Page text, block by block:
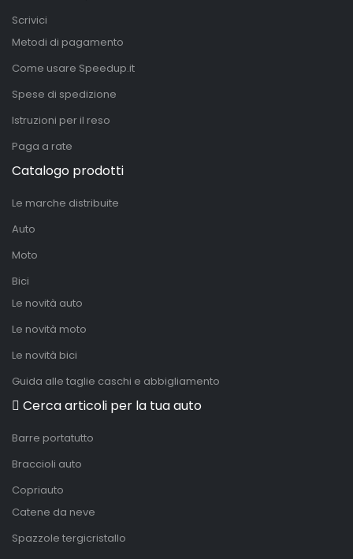
Scrivici
Metodi di pagamento
Come usare Speedup.it
Spese di spedizione
Istruzioni per il reso
Paga a rate
Catalogo prodotti
Le marche distribuite
Auto
Moto
Bici
Le novità auto
Le novità moto
Le novità bici
Guida alle taglie caschi e abbigliamento
Cerca articoli per la tua auto
Barre portatutto
Braccioli auto
Copriauto
Catene da neve
Spazzole tergicristallo